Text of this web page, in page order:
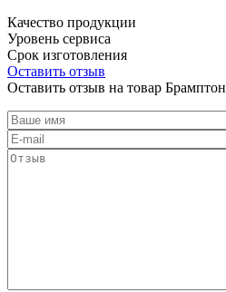
Качество продукции
Уровень сервиса
Срок изготовления
Оставить отзыв
Оставить отзыв на товар Брамптон